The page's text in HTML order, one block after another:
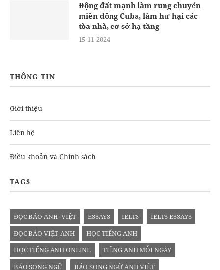
Động đất mạnh làm rung chuyển
miền đông Cuba, làm hư hại các
tòa nhà, cơ sở hạ tầng
15-11-2024
THÔNG TIN
Giới thiệu
Liên hệ
Điều khoản và Chính sách
TAGS
ĐỌC BÁO ANH- VIỆT ESSAYS IELTS
IELTS ESSAYS
ĐỌC BÁO VIỆT-ANH
HỌC TIẾNG ANH
HỌC TIẾNG ANH ONLINE
TIẾNG ANH MỖI NGÀY
BÁO SONG NGỮ
BÁO SONG NGỮ ANH VIỆT